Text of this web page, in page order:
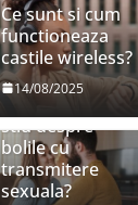
Ce sunt si cum
functioneaza
castile wireless?
14/08/2025
Ce trebuie sa
stiu despre
bolile cu
transmitere
sexuala?